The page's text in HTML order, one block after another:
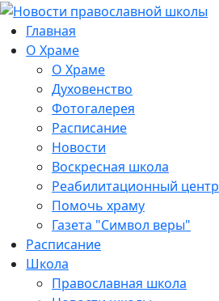
Главная
О Храме
О Храме
Духовенство
Фотогалерея
Расписание
Новости
Воскресная школа
Реабилитационный центр
Помочь храму
Газета "Символ веры"
Расписание
Школа
Православная школа